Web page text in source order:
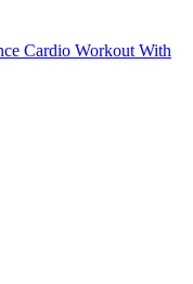
Cardio Workout With